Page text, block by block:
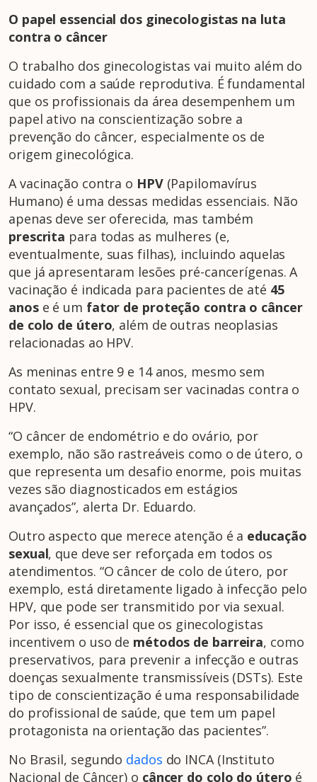
O papel essencial dos ginecologistas na luta
contra o câncer
O trabalho dos ginecologistas vai muito além do
cuidado com a saúde reprodutiva. É fundamental
que os profissionais da área desempenhem um
papel ativo na conscientização sobre a
prevenção do câncer, especialmente os de
origem ginecológica.
A vacinação contra o HPV(Papilomavírus
Humano) é uma dessas medidas essenciais. Não
apenas deve ser oferecida, mas também
prescrita para todas as mulheres (e,
eventualmente, suas filhas), incluindo aquelas
que já apresentaram lesões pré-cancerígenas. A
vacinação é indicada para pacientes de até 45
anose é um fator de proteção contra o câncer
de colo de útero, além de outras neoplasias
relacionadas ao HPV.
As meninas entre 9 e 14 anos, mesmo sem
contato sexual, precisam ser vacinadas contra o
HPV.
“O câncer de endométrio e do ovário, por
exemplo, não são rastreáveis como o de útero, o
que representa um desafio enorme, pois muitas
vezes são diagnosticados em estágios
avançados”, alerta Dr. Eduardo.
Outro aspecto que merece atenção é a educação
sexual, que deve ser reforçada em todos os
atendimentos. “O câncer de colo de útero, por
exemplo, está diretamente ligado à infecção pelo
HPV, que pode ser transmitido por via sexual.
Por isso, é essencial que os ginecologistas
incentivem o uso de métodos de barreira, como
preservativos, para prevenir a infecção e outras
doenças sexualmente transmissíveis (DSTs). Este
tipo de conscientização é uma responsabilidade
do profissional de saúde, que tem um papel
protagonista na orientação das pacientes”.
No Brasil, segundo dados do INCA (Instituto
Nacional de Câncer) o câncer do colo do útero é